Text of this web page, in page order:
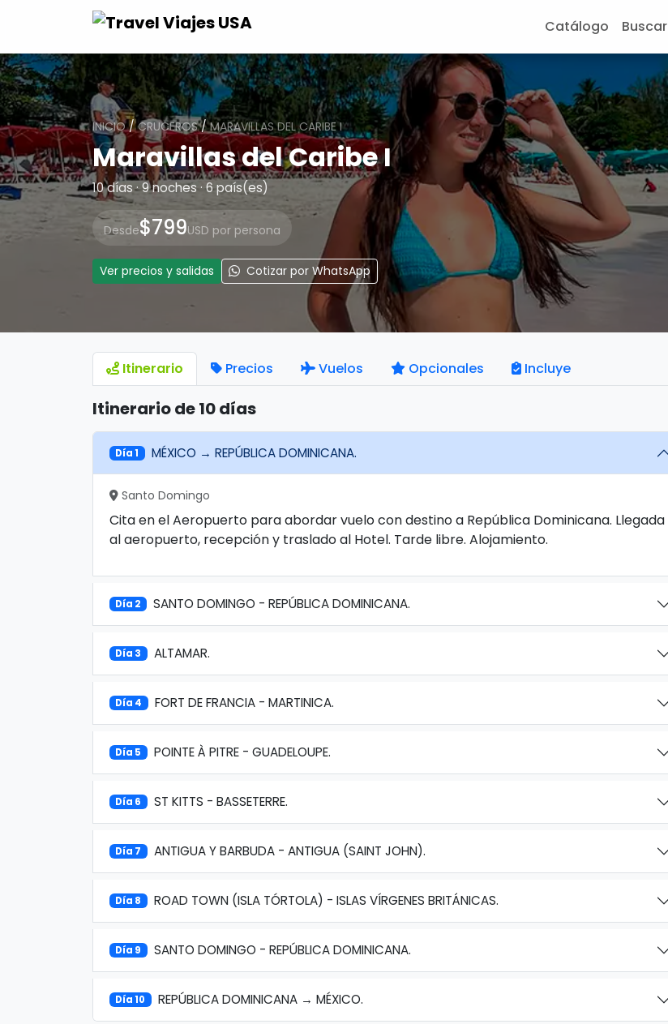
Catálogo Buscar
INICIO/CRUCEROS/MARAVILLAS DEL CARIBE I
Maravillas del Caribe I
10 días · 9 noches · 6 país(es)
Desde$799USD por persona
Ver precios y salidas Cotizar por WhatsApp
Itinerario Precios Vuelos Opcionales Incluye
Itinerario de 10 días
Día 1 MÉXICO → REPÚBLICA DOMINICANA.
Santo Domingo
Cita en el Aeropuerto para abordar vuelo con destino a República Dominicana. Llegada
al aeropuerto, recepción y traslado al Hotel. Tarde libre. Alojamiento.
Día 2 SANTO DOMINGO - REPÚBLICA DOMINICANA.
Día 3 ALTAMAR.
Día 4 FORT DE FRANCIA - MARTINICA.
Día 5 POINTE À PITRE - GUADELOUPE.
Día 6 ST KITTS - BASSETERRE.
Día 7 ANTIGUA Y BARBUDA - ANTIGUA (SAINT JOHN).
Día 8 ROAD TOWN (ISLA TÓRTOLA) - ISLAS VÍRGENES BRITÁNICAS.
Día 9 SANTO DOMINGO - REPÚBLICA DOMINICANA.
Día 10 REPÚBLICA DOMINICANA → MÉXICO.